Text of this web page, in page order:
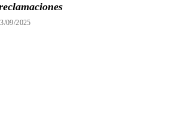
09/2025